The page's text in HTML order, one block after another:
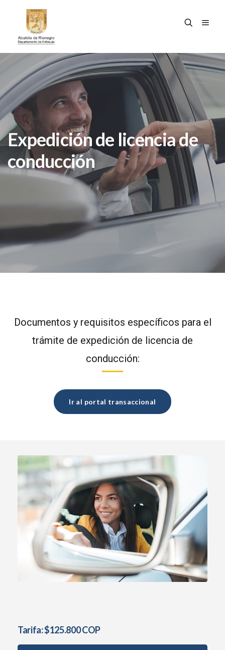
Expedición de licencia de
conducción
Documentos y requisitos específicos para el
trámite de expedición de licencia de
conducción:
Ir al portal transaccional
Tarifa: $125.800 COP